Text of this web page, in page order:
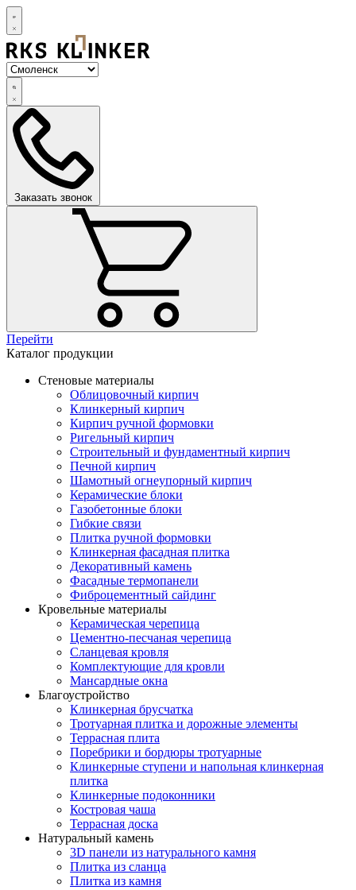
Заказать звонок
Перейти
Каталог продукции
Стеновые материалы
Облицовочный кирпич
Клинкерный кирпич
Кирпич ручной формовки
Ригельный кирпич
Строительный и фундаментный кирпич
Печной кирпич
Шамотный огнеупорный кирпич
Керамические блоки
Газобетонные блоки
Гибкие связи
Плитка ручной формовки
Клинкерная фасадная плитка
Декоративный камень
Фасадные термопанели
Фиброцементный сайдинг
Кровельные материалы
Керамическая черепица
Цементно-песчаная черепица
Сланцевая кровля
Комплектующие для кровли
Мансардные окна
Благоустройство
Клинкерная брусчатка
Тротуарная плитка и дорожные элементы
Террасная плита
Поребрики и бордюры тротуарные
Клинкерные ступени и напольная клинкерная
плитка
Клинкерные подоконники
Костровая чаша
Террасная доска
Натуральный камень
3D панели из натурального камня
Плитка из сланца
Плитка из камня